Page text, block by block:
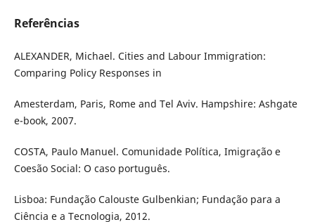
Referências
ALEXANDER, Michael. Cities and Labour Immigration:
Comparing Policy Responses in
Amesterdam, Paris, Rome and Tel Aviv. Hampshire: Ashgate
e-book, 2007.
COSTA, Paulo Manuel. Comunidade Política, Imigração e
Coesão Social: O caso português.
Lisboa: Fundação Calouste Gulbenkian; Fundação para a
Ciência e a Tecnologia, 2012.